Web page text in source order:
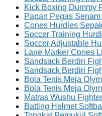
Kick Boxing Dummy
Papan Pegas
Cones Hurdles
Soccer Training
Soccer Adjustable
Lane Marker Cones
Sandsack Berdiri
Sandsack Berdiri
Bola Tenis Meja
Bola Tenis Meja
Matras Wushu
Batting Helmet